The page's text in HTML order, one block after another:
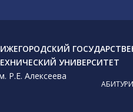
УНИВЕРСИТЕТ
Р.Е. Алексеева